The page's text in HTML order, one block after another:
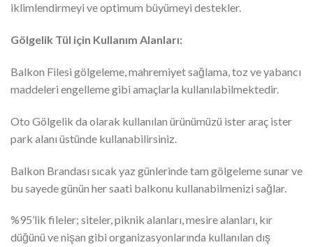
iklimlendirmeyi ve optimum büyümeyi destekler.
Gölgelik Tül için Kullanım Alanları:
Balkon Filesi gölgeleme, mahremiyet sağlama, toz ve yabancı
maddeleri engelleme gibi amaçlarla kullanılabilmektedir.
Oto Gölgelik da olarak kullanılan ürünümüzü ister araç ister
park alanı üstünde kullanabilirsiniz.
Balkon Brandası sıcak yaz günlerinde tam gölgeleme sunar ve
bu sayede günün her saati balkonu kullanabilmenizi sağlar.
%95’lik fileler; siteler, piknik alanları, mesire alanları, kır
düğünü ve nişan gibi organizasyonlarında kullanılan dış